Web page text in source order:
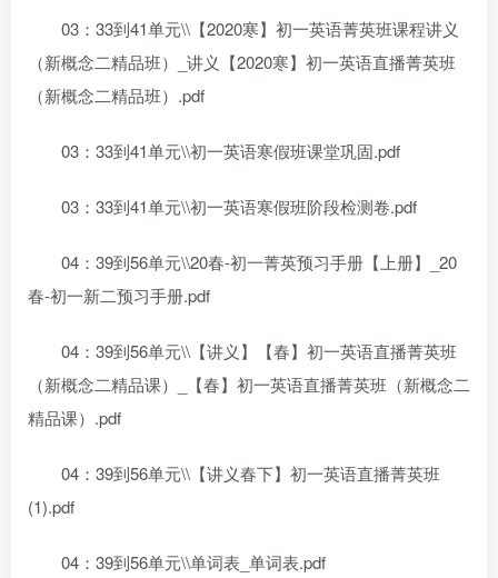
03：33到41单元\\【2020寒】初一英语菁英班课程讲义
（新概念二精品班）_讲义【2020寒】初一英语直播菁英班
（新概念二精品班）.pdf
03：33到41单元\\初一英语寒假班课堂巩固.pdf
03：33到41单元\\初一英语寒假班阶段检测卷.pdf
04：39到56单元\\20春-初一菁英预习手册【上册】_20
春-初一新二预习手册.pdf
04：39到56单元\\【讲义】【春】初一英语直播菁英班
（新概念二精品课）_【春】初一英语直播菁英班（新概念二
精品课）.pdf
04：39到56单元\\【讲义春下】初一英语直播菁英班
(1).pdf
04：39到56单元\\单词表_单词表.pdf